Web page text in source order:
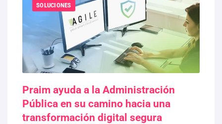
SOLUCIONES
Praim ayuda a la Administración
Pública en su camino hacia una
transformación digital segura